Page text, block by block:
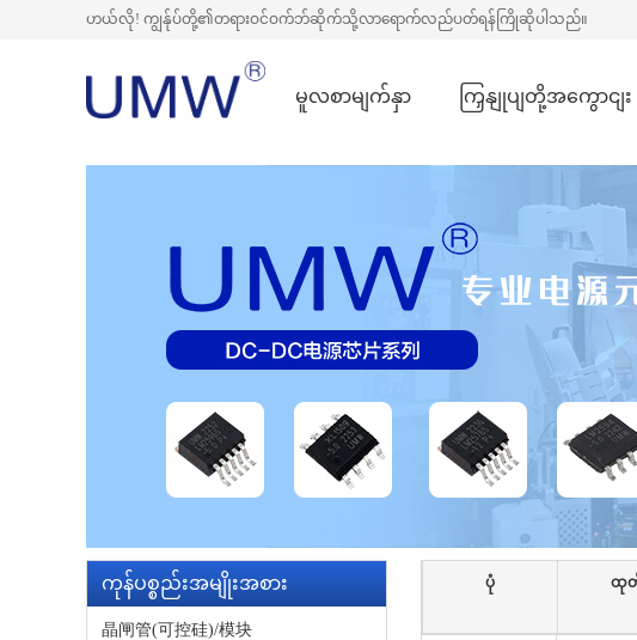
ဟယ်လို! ကျွန်ုပ်တို့၏တရားဝင်ဝက်ဘ်ဆိုက်သို့လာရောက်လည်ပတ်ရန်ကြိုဆိုပါသည်။
မူလစာမျက်နှာ ကြှနျုပျတို့အကွောငျး
ကုန်ပစ္စည်းအမျိုးအစား
晶闸管(可控硅)/模块
ပုံ ထုတ်